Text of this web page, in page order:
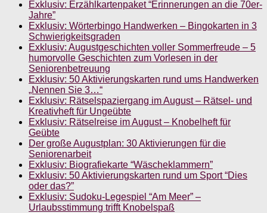
Exklusiv: Erzählkartenpaket “Erinnerungen an die 70er-
Jahre”
Exklusiv: Wörterbingo Handwerken – Bingokarten in 3
Schwierigkeitsgraden
Exklusiv: Augustgeschichten voller Sommerfreude – 5
humorvolle Geschichten zum Vorlesen in der
Seniorenbetreuung
Exklusiv: 50 Aktivierungskarten rund ums Handwerken
„Nennen Sie 3…“
Exklusiv: Rätselspaziergang im August – Rätsel- und
Kreativheft für Ungeübte
Exklusiv: Rätselreise im August – Knobelheft für
Geübte
Der große Augustplan: 30 Aktivierungen für die
Seniorenarbeit
Exklusiv: Biografiekarte “Wäscheklammern”
Exklusiv: 50 Aktivierungskarten rund um Sport “Dies
oder das?”
Exklusiv: Sudoku-Legespiel “Am Meer” –
Urlaubsstimmung trifft Knobelspaß